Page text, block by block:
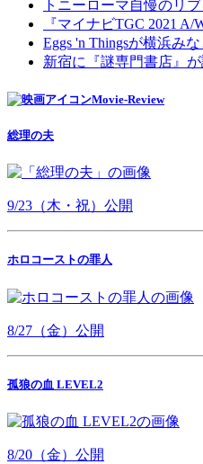
トニーローマ自慢のリ
『マイナビTGC 2021
Eggs 'n Thingsが横浜み
新宿に『謎専門書店』
Movie-Review
総理の夫
9/23（木・祝）公開
ホロコーストの罪人
8/27（金）公開
孤狼の血 LEVEL2
8/20（金）公開